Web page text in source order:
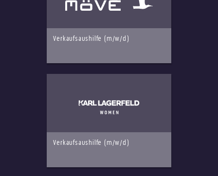
Verkaufsaushilfe (m/w/d)
Verkaufsaushilfe (m/w/d)